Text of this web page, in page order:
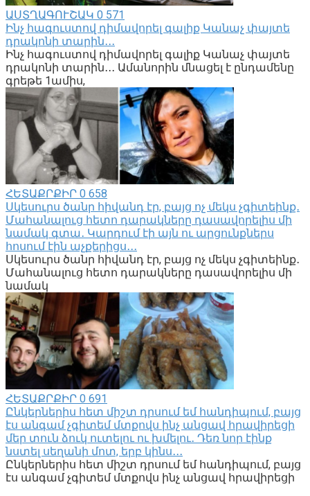
ԱՍՏՂԱԳՈՒՇԱԿ 0 571
Ինչ հագուստով դիմավորել գալիք Կանաչ փայտե
դրակոնի տարին․․․
Ինչ հագուստով դիմավորել գալիք Կանաչ փայտե
դրակոնի տարին․․․ Ամանորին մնացել է ընդամենը
գրեթե 1ամիս,
ՀԵՏԱՔՐՔԻՐ 0 658
Սկեսուրս ծանր հիվանդ էր, բայց ոչ մեկս չգիտեինք․
Մահանալուց հետո դարակները դասավորելիս մի
նամակ գտա․ Կարդում էի այն ու արցունքներս
հոսում էին աչքերիցս․․․
Սկեսուրս ծանր հիվանդ էր, բայց ոչ մեկս չգիտեինք․
Մահանալուց հետո դարակները դասավորելիս մի
նամակ
ՀԵՏԱՔՐՔԻՐ 0 691
Ընկերներիս հետ միշտ դրսում եմ հանդիպում, բայց
էս անգամ չգիտեմ մտքովս ինչ անցավ հրավիրեցի
մեր տուն ձուկ ուտելու ու խմելու․ Դեռ նոր էինք
նստել սեղանի մոտ, երբ կինս․․․
Ընկերներիս հետ միշտ դրսում եմ հանդիպում, բայց
էս անգամ չգիտեմ մտքովս ինչ անցավ հրավիրեցի